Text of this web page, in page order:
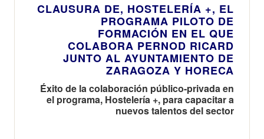
CLAUSURA DE, HOSTELERÍA +, EL
PROGRAMA PILOTO DE
FORMACIÓN EN EL QUE
COLABORA PERNOD RICARD
JUNTO AL AYUNTAMIENTO DE
ZARAGOZA Y HORECA
Éxito de la colaboración público-privada en
el programa, Hostelería +, para capacitar a
nuevos talentos del sector